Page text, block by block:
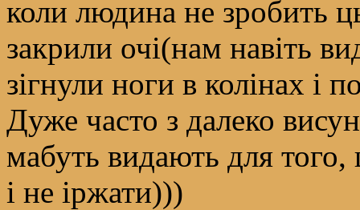
коли людина не зробить
закрили очі(нам навіть
зігнули ноги в колінах і
Дуже часто з далеко
мабуть видають для того,
і не іржати)))